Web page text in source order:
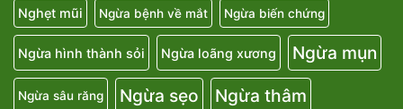
Nghẹt mũi Ngừa bệnh về mắt Ngừa biến chứng
Ngừa hình thành sỏi Ngừa loãng xương Ngừa mụn
Ngừa sâu răng Ngừa sẹo
Ngừa thâm